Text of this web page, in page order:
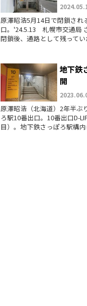
原澤昭浩5月14日で閉鎖さ
口。'24.5.13 札幌市交通局
閉鎖後、通路として残って
地下鉄
開
原澤昭浩（北海道）2年半ぶ
ろ駅10番出口。10番出口D-
目）。地下鉄さっぽろ駅構